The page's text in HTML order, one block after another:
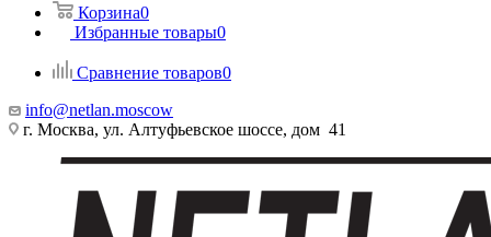
Корзина0
Избранные товары0
Сравнение товаров0
info@netlan.moscow
г. Москва, ул. Алтуфьевское шоссе, дом 41